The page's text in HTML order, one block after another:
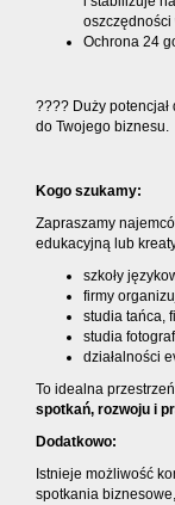
Ochrona 24
???? Duży
do Twojego biznesu.
Kogo szukamy:
Zapraszamy
edukacyjną lub
szkoły
firmy
studia tańca,
studia
działalności
To idealna
spotkań, rozwoju i
Dodatkowo:
Istnieje możliwość
spotkania